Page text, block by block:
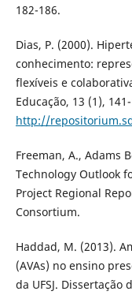
182-186.
Dias, P. (2000).
conhecimento:
flexí­veis e
Educação, 13 (1),
http://
Freeman, A., Adams
Technology Outlook
Project Regional
Consortium.
Haddad, M. (2013).
(AVAs) no ensino
da UFSJ.